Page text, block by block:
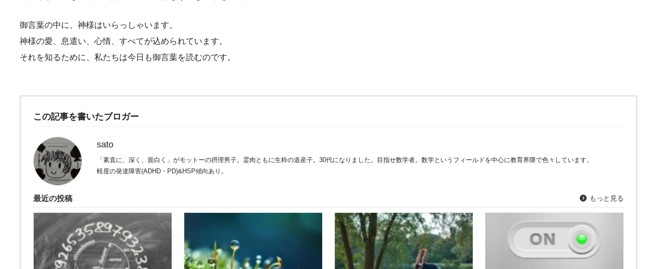
御言葉の中に、神様はいらっしゃいます。
神様の愛、息遣い、心情、すべてが込められています。
それを知るために、私たちは今日も御言葉を読むのです。
この記事を書いたブロガー
sato
「素直に、深く、面白く」がモットーの摂理男子。霊肉ともに生粋の道産子。30代になりました。目指せ数学者。数学というフィールドを中心に教育界隈で色々しています。
軽度の発達障害(ADHD・PD)&HSP傾向あり。
最近の投稿 もっと見る